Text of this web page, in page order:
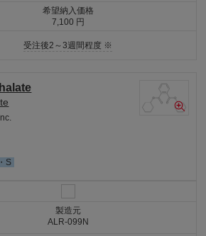
希望納入価格
7,100 円
受注後2～3週間程度 ※
S
製造元
ALR-099N